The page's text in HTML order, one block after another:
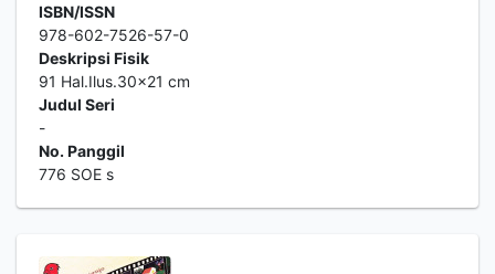
ISBN/ISSN
978-602-7526-57-0
Deskripsi Fisik
91 Hal.Ilus.30x21 cm
Judul Seri
-
No. Panggil
776 SOE s